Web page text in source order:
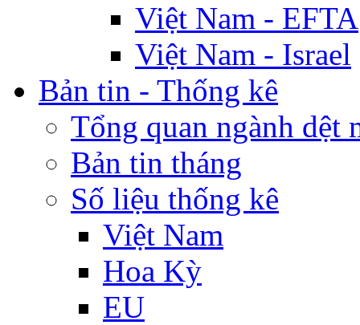
Việt Nam - EFTA
Việt Nam - Israel
Bản tin - Thống kê
Tổng quan ngành dệt
Bản tin tháng
Số liệu thống kê
Việt Nam
Hoa Kỳ
EU